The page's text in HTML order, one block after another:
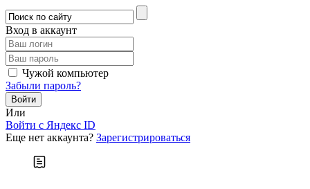
Вход в аккаунт
Чужой компьютер
Забыли пароль?
Или
Войти c Яндекс ID
Еще нет аккаунта? Зарегистрироваться